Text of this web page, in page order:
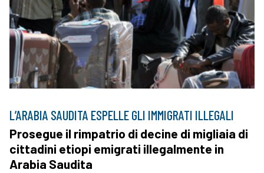
L’ARABIA SAUDITA ESPELLE GLI IMMIGRATI ILLEGALI
Prosegue il rimpatrio di decine di migliaia di
cittadini etiopi emigrati illegalmente in
Arabia Saudita